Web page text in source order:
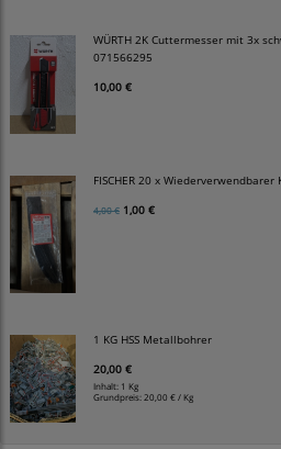
WÜRTH 2K Cuttermesser mit 3x
071566295
10,00 €
FISCHER 20 x
4,00 € 1,00 €
1 KG HSS Metallbohrer
20,00 €
Inhalt: 1 Kg
Grundpreis: 20,00 € / Kg